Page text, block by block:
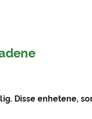
Disse enhetene,